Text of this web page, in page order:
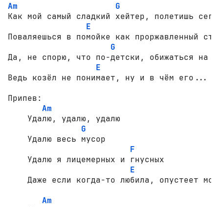
Am
G
Как мой самый сладкий хейтер, полетишь
E
Поваляешься в помойке как проржавленный
G
Да, не спорю, что по-детски, обижаться на
E
Ведь козёл не понимает, ну и в чём его...
Припев:
Am
    Удалю, удалю, удалю
G
    Удалю весь мусор
F
    Удалю я лицемерных и гнусных
E
Даже если когда-то любила, опустеет
Am